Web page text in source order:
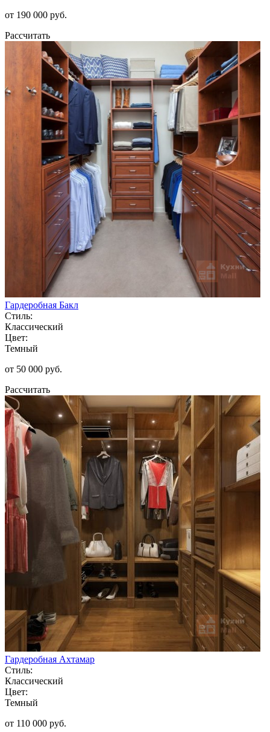
от 190 000 руб.
Рассчитать
Гардеробная Бакл
Стиль:
Классический
Цвет:
Темный
от 50 000 руб.
Рассчитать
Гардеробная Ахтамар
Стиль:
Классический
Цвет:
Темный
от 110 000 руб.